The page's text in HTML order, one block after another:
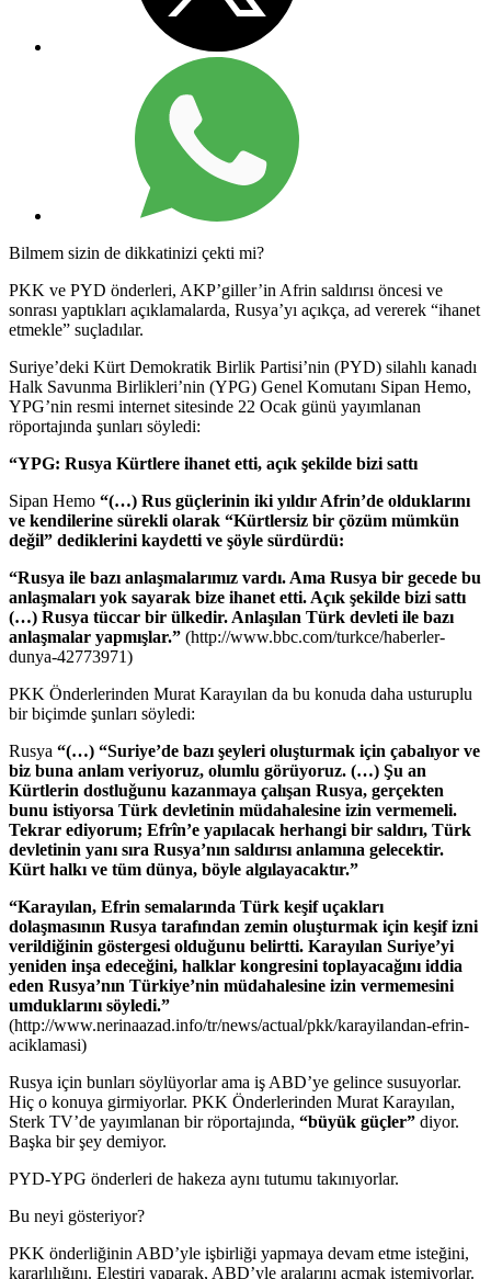
Bilmem sizin de dikkatinizi çekti mi?
PKK ve PYD önderleri, AKP’giller’in Afrin saldırısı öncesi ve
sonrası yaptıkları açıklamalarda, Rusya’yı açıkça, ad vererek “ihanet
etmekle” suçladılar.
Suriye’deki Kürt Demokratik Birlik Partisi’nin (PYD) silahlı kanadı
Halk Savunma Birlikleri’nin (YPG) Genel Komutanı Sipan Hemo,
YPG’nin resmi internet sitesinde 22 Ocak günü yayımlanan
röportajında şunları söyledi:
“YPG: Rusya Kürtlere ihanet etti, açık şekilde bizi sattı
Sipan Hemo “(…) Rus güçlerinin iki yıldır Afrin’de olduklarını
ve kendilerine sürekli olarak “Kürtlersiz bir çözüm mümkün
değil” dediklerini kaydetti ve şöyle sürdürdü:
“Rusya ile bazı anlaşmalarımız vardı. Ama Rusya bir gecede bu
anlaşmaları yok sayarak bize ihanet etti. Açık şekilde bizi sattı
(…) Rusya tüccar bir ülkedir. Anlaşılan Türk devleti ile bazı
anlaşmalar yapmışlar.” (http://www.bbc.com/turkce/haberler-
dunya-42773971)
PKK Önderlerinden Murat Karayılan da bu konuda daha usturuplu
bir biçimde şunları söyledi:
Rusya “(…) “Suriye’de bazı şeyleri oluşturmak için çabalıyor ve
biz buna anlam veriyoruz, olumlu görüyoruz. (…) Şu an
Kürtlerin dostluğunu kazanmaya çalışan Rusya, gerçekten
bunu istiyorsa Türk devletinin müdahalesine izin vermemeli.
Tekrar ediyorum; Efrîn’e yapılacak herhangi bir saldırı, Türk
devletinin yanı sıra Rusya’nın saldırısı anlamına gelecektir.
Kürt halkı ve tüm dünya, böyle algılayacaktır.”
“Karayılan, Efrin semalarında Türk keşif uçakları
dolaşmasının Rusya tarafından zemin oluşturmak için keşif izni
verildiğinin göstergesi olduğunu belirtti. Karayılan Suriye’yi
yeniden inşa edeceğini, halklar kongresini toplayacağını iddia
eden Rusya’nın Türkiye’nin müdahalesine izin vermemesini
umduklarını söyledi.”
(http://www.nerinaazad.info/tr/news/actual/pkk/karayilandan-efrin-
aciklamasi)
Rusya için bunları söylüyorlar ama iş ABD’ye gelince susuyorlar.
Hiç o konuya girmiyorlar. PKK Önderlerinden Murat Karayılan,
Sterk TV’de yayımlanan bir röportajında, “büyük güçler” diyor.
Başka bir şey demiyor.
PYD-YPG önderleri de hakeza aynı tutumu takınıyorlar.
Bu neyi gösteriyor?
PKK önderliğinin ABD’yle işbirliği yapmaya devam etme isteğini,
kararlılığını. Eleştiri yaparak, ABD’yle aralarını açmak istemiyorlar.